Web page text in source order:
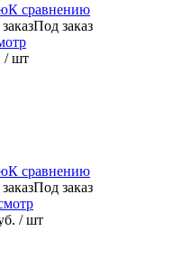
К сравнению
Под заказ
/ шт
К сравнению
Под заказ
/ шт